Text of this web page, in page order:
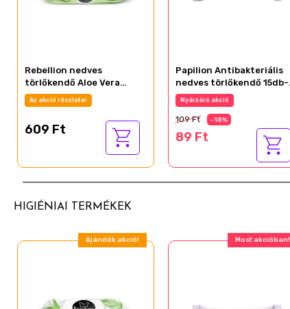
Rebellion nedves
törlőkendő Aloe Vera
100db-os
Az akció részletei
609 Ft
Papilion Antibakteriális
nedves törlőkendő 15db-
osNyárzáró akció
109 Ft -18%
89 Ft
HIGIÉNIAI TERMÉKEK
Ajándék akció! Most akcióban!